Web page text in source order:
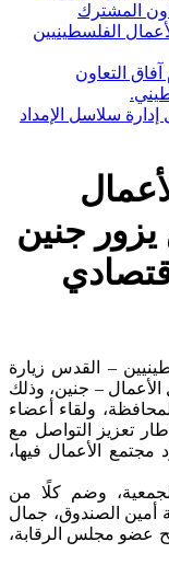
المشترك
الفلسطينيين
التعاون
سلاسل الإمداد
جنين
– القدس زيارة
– جنين، وذلك
ولقاء أعضاء
تعزيز التواصل مع
الأعمال فيها،
وضم كلًا من
أمين الصندوق، جمال
عضو مجلس الرقابة،